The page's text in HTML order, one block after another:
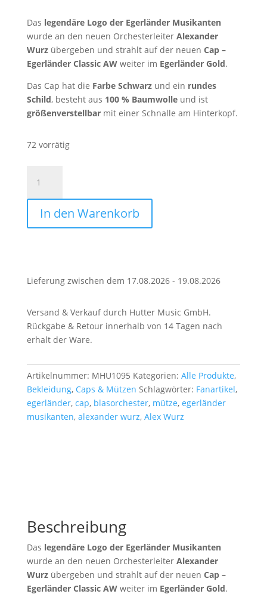
Das legendäre Logo der Egerländer Musikanten
wurde an den neuen Orchesterleiter Alexander
Wurzübergeben und strahlt auf der neuen Cap –
Egerländer Classic AWweiter im Egerländer Gold.
Das Cap hat die Farbe Schwarz und ein rundes
Schild, besteht aus 100 % Baumwolleund ist
größenverstellbarmit einer Schnalle am Hinterkopf.
72 vorrätig
Egerländer
Classic
AW
In den Warenkorb
Lieferung zwischen dem 17.08.2026 - 19.08.2026
Versand & Verkauf durch Hutter Music GmbH.
Rückgabe & Retour innerhalb von 14 Tagen nach
erhalt der Ware.
Artikelnummer: MHU1095 Kategorien: Alle Produkte,
Bekleidung, Caps & Mützen Schlagwörter: Fanartikel,
egerländer, cap, blasorchester, mütze, egerländer
musikanten, alexander wurz, Alex Wurz
Beschreibung
Das legendäre Logo der Egerländer Musikanten
wurde an den neuen Orchesterleiter Alexander
Wurzübergeben und strahlt auf der neuen Cap –
Egerländer Classic AWweiter im Egerländer Gold.